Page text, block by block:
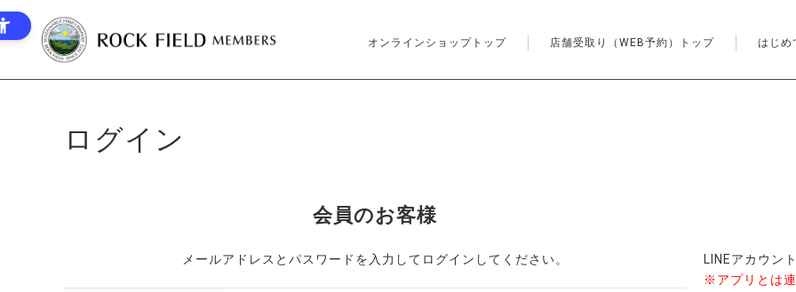
オンラインショップトップ 店舗受取り（WEB予約）トップ はじめ
ログイン
会員のお客様
メールアドレスとパスワードを入力してログインしてください。
LINEアカウン
※アプリとは連